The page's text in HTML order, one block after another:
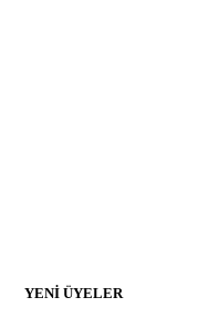
YENİ ÜYELER